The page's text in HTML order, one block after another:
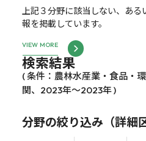
上記３分野に該当しない、あ
報を掲載しています。
VIEW MORE
検索結果
( 条件：農林水産業・食品・
関、2023年～2023年 )
分野の絞り込み（詳細